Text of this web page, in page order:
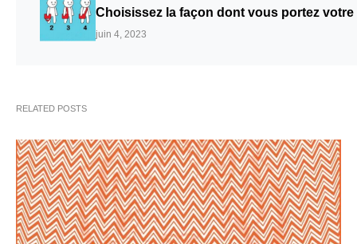
Choisissez la façon dont vous portez
juin 4, 2023
RELATED POSTS